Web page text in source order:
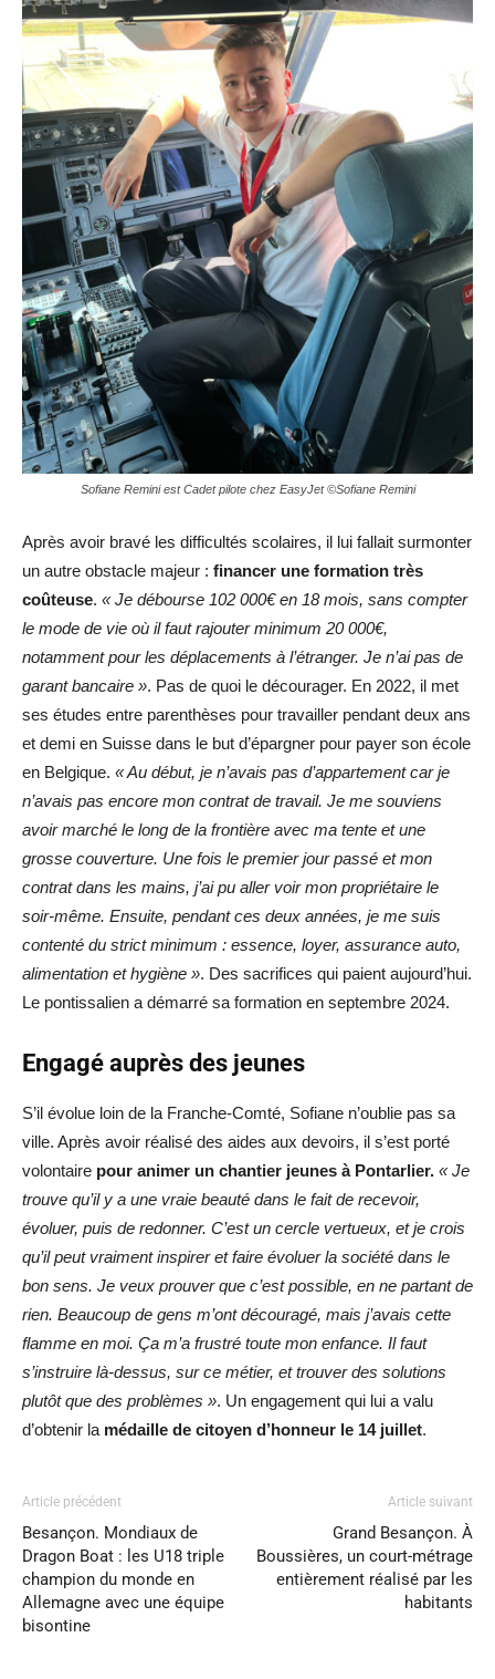
Sofiane Remini est Cadet pilote chez EasyJet ©Sofiane Remini
Après avoir bravé les difficultés scolaires, il lui fallait surmonter
un autre obstacle majeur : financer une formation très
coûteuse. « Je débourse 102 000€ en 18 mois, sans compter
le mode de vie où il faut rajouter minimum 20 000€,
notamment pour les déplacements à l’étranger. Je n’ai pas de
garant bancaire ». Pas de quoi le décourager. En 2022, il met
ses études entre parenthèses pour travailler pendant deux ans
et demi en Suisse dans le but d’épargner pour payer son école
en Belgique. « Au début, je n’avais pas d’appartement car je
n’avais pas encore mon contrat de travail. Je me souviens
avoir marché le long de la frontière avec ma tente et une
grosse couverture. Une fois le premier jour passé et mon
contrat dans les mains, j’ai pu aller voir mon propriétaire le
soir-même. Ensuite, pendant ces deux années, je me suis
contenté du strict minimum : essence, loyer, assurance auto,
alimentation et hygiène ». Des sacrifices qui paient aujourd’hui.
Le pontissalien a démarré sa formation en septembre 2024.
Engagé auprès des jeunes
S’il évolue loin de la Franche-Comté, Sofiane n’oublie pas sa
ville. Après avoir réalisé des aides aux devoirs, il s’est porté
volontaire pour animer un chantier jeunes à Pontarlier. « Je
trouve qu’il y a une vraie beauté dans le fait de recevoir,
évoluer, puis de redonner. C’est un cercle vertueux, et je crois
qu’il peut vraiment inspirer et faire évoluer la société dans le
bon sens. Je veux prouver que c’est possible, en ne partant de
rien. Beaucoup de gens m’ont découragé, mais j’avais cette
flamme en moi. Ça m’a frustré toute mon enfance. Il faut
s’instruire là-dessus, sur ce métier, et trouver des solutions
plutôt que des problèmes ». Un engagement qui lui a valu
d’obtenir la médaille de citoyen d’honneur le 14 juillet.
Article précédent
Besançon. Mondiaux de
Dragon Boat : les U18 triple
champion du monde en
Allemagne avec une équipe
bisontine
Article suivant
Grand Besançon. À
Boussières, un court-métrage
entièrement réalisé par les
habitants